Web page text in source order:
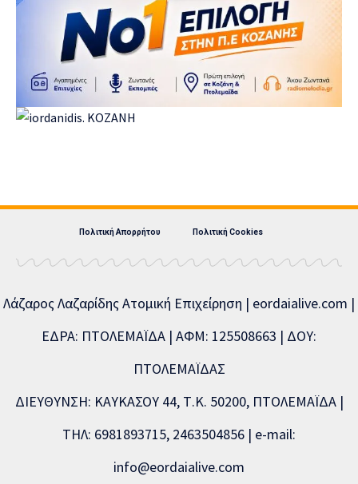
Πολιτική Απορρήτου Πολιτική Cookies
Λάζαρος Λαζαρίδης Ατομική Επιχείρηση | eordaialive.com |
ΕΔΡΑ: ΠΤΟΛΕΜΑΪΔΑ | ΑΦΜ: 125508663 | ΔΟΥ:
ΠΤΟΛΕΜΑΪΔΑΣ
ΔΙΕΥΘΥΝΣΗ: ΚΑΥΚΑΣΟΥ 44, Τ.Κ. 50200, ΠΤΟΛΕΜΑΪΔΑ |
ΤΗΛ: 6981893715, 2463504856 | e-mail:
info@eordaialive.com